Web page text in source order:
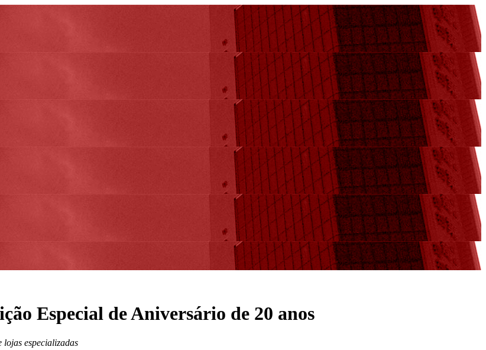
Especial de Aniversário de 20 anos
especializadas